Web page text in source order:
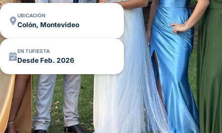
UBICACIÓN
Colón, Montevideo
EN TUFIESTA
Desde Feb. 2026